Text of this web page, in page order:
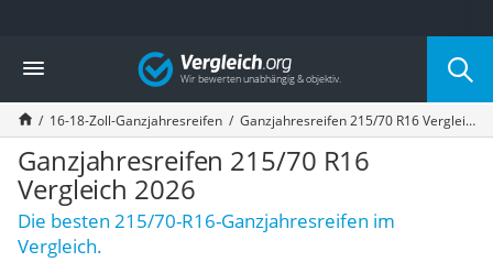
Die beliebtesten Vergleiche nach Kategorie
Auto & Motor
Fahrradträger-Anhängerkupplung (4 Fahrräder)
Fahrradträger
Fahrradträger (Anhängerkupplung)
Fahrradträger 3 Fahrräder
Benzinkanister (20 l)
Dashcam
Fahrradträger E-Bike
Vergleich
16-18-Zoll-Ganzjahresreifen Ganzjahresreifen 215/70 R16 Vergleich 2026
Ganzjahresreifen 215/70 R16
Vergleich 2026
Die besten 215/70-R16-Ganzjahresreifen im
Vergleich.